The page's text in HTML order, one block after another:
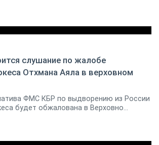
слушание по жалобе
Отхмана Аяла в верховном
ФМС КБР по выдворению из России
будет обжалована в Верховно...